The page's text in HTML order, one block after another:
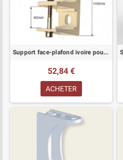
Support face-plafond ivoire pour store monobloc tube 40 mm
52,84 €
ACHETER